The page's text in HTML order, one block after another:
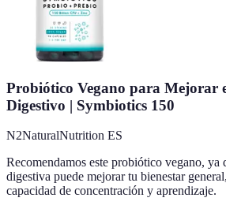
Probiótico Vegano para Mejorar
Digestivo | Symbiotics 150
N2NaturalNutrition ES
Recomendamos este probiótico vegano, ya
digestiva puede mejorar tu bienestar
capacidad de concentración y aprendizaje.